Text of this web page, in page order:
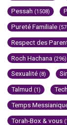
Pessah (1508)
Pureté Familiale
Respect des
Roch Hachana (296)
Sexualité (8)
Talmud (1)
Temps
Torah-Box & vous